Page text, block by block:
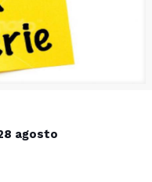
agosto